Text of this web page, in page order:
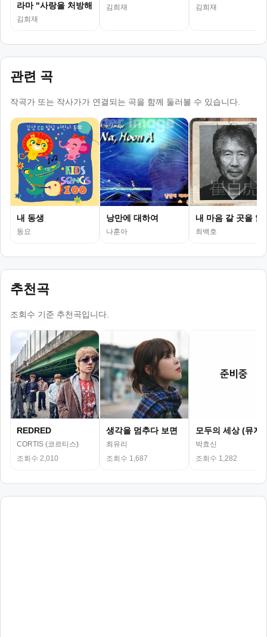
라마 "사랑을 처방해
드립니..
김희재
김희재 김희재
관련 곡
작곡가 또는 작사가가 연결되는 곡을 함께 둘러볼 수 있습니다.
내 동생
동요
낭만에 대하여
나훈아
내 마음 갈 곳을 잃
최백호
추천곡
조회수 기준 추천곡입니다.
REDRED
CORTIS (코르티스)
조회수 2,010
생각을 멈추다 보면
최유리
조회수 1,687
모두의 세상 (뮤지
박효신
조회수 1,282